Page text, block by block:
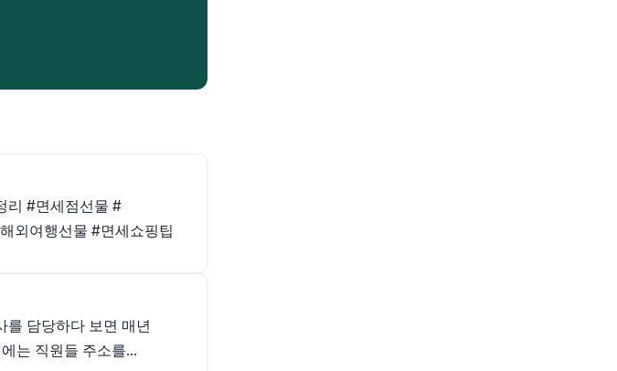
리 #면세점선물 #
외여행선물 #면세쇼핑팁
를 담당하다 보면 매년
는 직원들 주소를...